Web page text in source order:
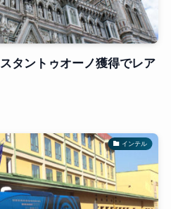
タントゥオーノ獲得でレア
インテル